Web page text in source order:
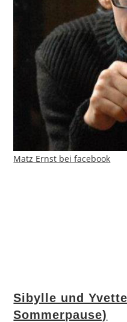
Matz Ernst bei facebook
Sibylle und
Sommerpause)